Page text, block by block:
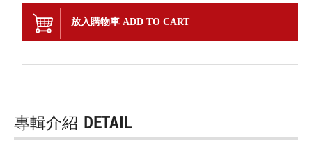
放入購物車 ADD TO CART
專輯介紹 DETAIL